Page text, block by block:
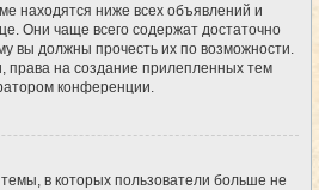
находятся ниже всех объявлений и
Они чаще всего содержат достаточно
вы должны прочесть их по возможности.
права на создание прилепленных тем
конференции.
в которых пользователи больше не